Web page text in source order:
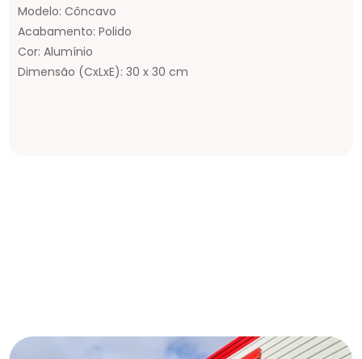
Modelo: Côncavo
Acabamento: Polido
Cor: Alumínio
Dimensão (CxLxE): 30 x 30 cm